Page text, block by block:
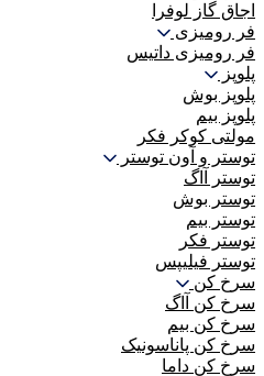
اجاق گاز لوفرا
فر رومیزی
فر رومیزی داتیس
پلوپز
پلوپز بوش
پلوپز بیم
مولتی کوکر فکر
توستر و آون توستر
توستر آاگ
توستر بوش
توستر بیم
توستر فکر
توستر فیلیپس
سرخ کن
سرخ کن آاگ
سرخ کن بیم
سرخ کن پاناسونیک
سرخ کن داما